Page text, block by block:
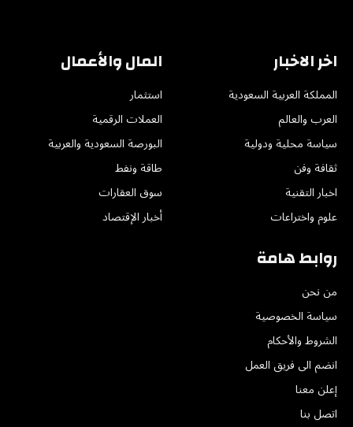
اخر الاخبار
المملكة العربية السعودية
العرب والعالم
سياسة محلية ودولية
ثقافة وفن
اخبار التقنية
علوم واختراعات
المال والأعمال
استثمار
العملات الرقمية
البورصة السعودية والعربية
طاقة ونفط
سوق العقارات
أخبار الإقتصاد
روابط هامة
من نحن
سياسة الخصوصية
الشروط والأحكام
انضم الى فريق العمل
إعلن معنا
اتصل بنا